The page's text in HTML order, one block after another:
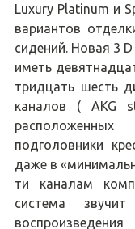
Luxury Platinum и
вариантов
сидений. Новая 3
иметь
тридцать шесть
каналов ( AKG
подголовники
даже в
ти каналам
система